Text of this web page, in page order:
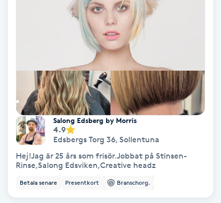
Ansiktsbehandling djuprengörande
Balayage
Bambumassage
Barber
Barnklippning
BIAB
Salong Edsberg by Morris
4.9
Edsbergs Torg 36, Sollentuna
Hej!Jag är 25 års som frisör.Jobbat på Stinsen-
Rinse,Salong Edsviken,Creative headz
Betala senare Presentkort Branschorg.